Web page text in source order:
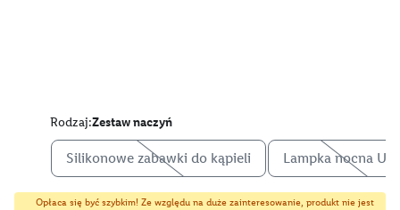
Rodzaj:Zestaw naczyń
Silikonowe zabawki do kąpieli Lampka nocna
Opłaca się być szybkim! Ze względu na duże zainteresowanie, produkt nie jest